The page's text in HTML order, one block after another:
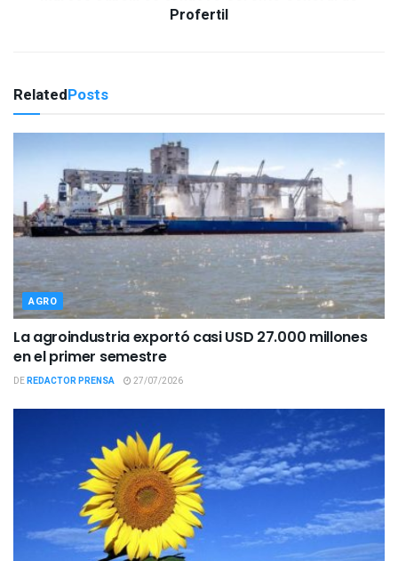
Profertil
RelatedPosts
AGRO
La agroindustria exportó casi USD 27.000 millones
en el primer semestre
DEREDACTOR PRENSA 27/07/2026